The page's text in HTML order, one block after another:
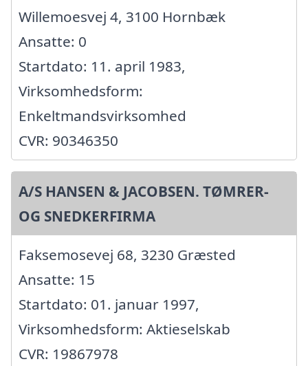
Willemoesvej 4, 3100 Hornbæk
Ansatte: 0
Startdato: 11. april 1983,
Virksomhedsform:
Enkeltmandsvirksomhed
CVR: 90346350
A/S HANSEN & JACOBSEN. TØMRER-
OG SNEDKERFIRMA
Faksemosevej 68, 3230 Græsted
Ansatte: 15
Startdato: 01. januar 1997,
Virksomhedsform: Aktieselskab
CVR: 19867978